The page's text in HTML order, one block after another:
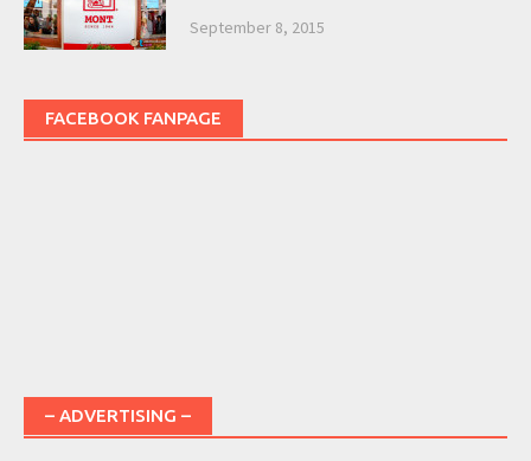
September 8, 2015
FACEBOOK FANPAGE
– ADVERTISING –